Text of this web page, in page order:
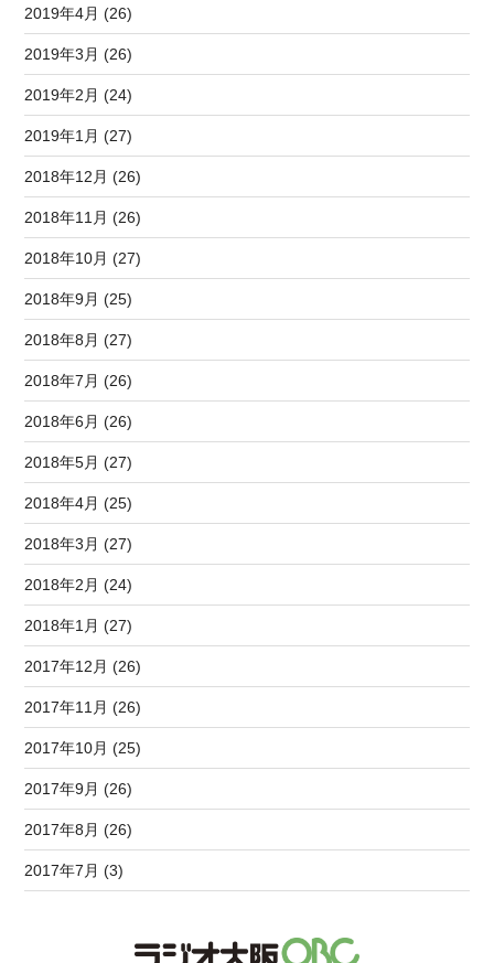
2019年4月 (26)
2019年3月 (26)
2019年2月 (24)
2019年1月 (27)
2018年12月 (26)
2018年11月 (26)
2018年10月 (27)
2018年9月 (25)
2018年8月 (27)
2018年7月 (26)
2018年6月 (26)
2018年5月 (27)
2018年4月 (25)
2018年3月 (27)
2018年2月 (24)
2018年1月 (27)
2017年12月 (26)
2017年11月 (26)
2017年10月 (25)
2017年9月 (26)
2017年8月 (26)
2017年7月 (3)